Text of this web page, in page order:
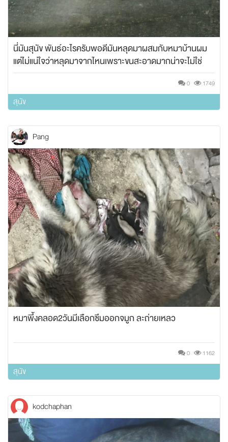
นี่มันสุนัข พันธ์อะไรครับพอดีมันหลุดมาผสมกับหมาบ้านผม
แต่ไม่แน่ใจว่าหลุดมาจากไหนเพราะขนสะอาดมากน่าจะไม่ใช่
หมาข้างทาง ลบกวนหน่อยครับอยากรู้สุนัขพันธ์อะไร
0 1749
สุนัข
Pang
หมาพึ้งคลอด2วันมีเลือกซึมออกจมูก ละถ่ายเหลว
0 1162
สุนัข
kodchaphan